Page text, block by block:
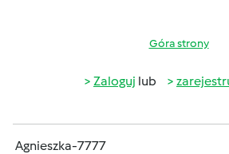
Góra strony
Zaloguj lub
Agnieszka-7777